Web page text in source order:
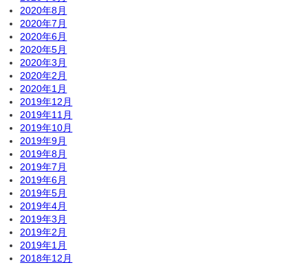
2020年8月
2020年7月
2020年6月
2020年5月
2020年3月
2020年2月
2020年1月
2019年12月
2019年11月
2019年10月
2019年9月
2019年8月
2019年7月
2019年6月
2019年5月
2019年4月
2019年3月
2019年2月
2019年1月
2018年12月